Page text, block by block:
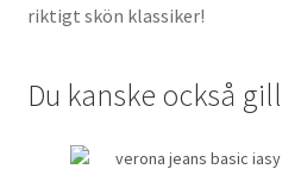
riktigt skön klassiker!
Du kanske också